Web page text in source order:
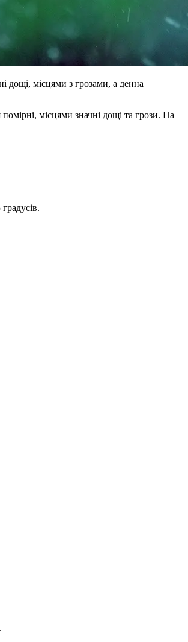
дощі, місцями з грозами, а денна
місцями значні дощі та грози. На